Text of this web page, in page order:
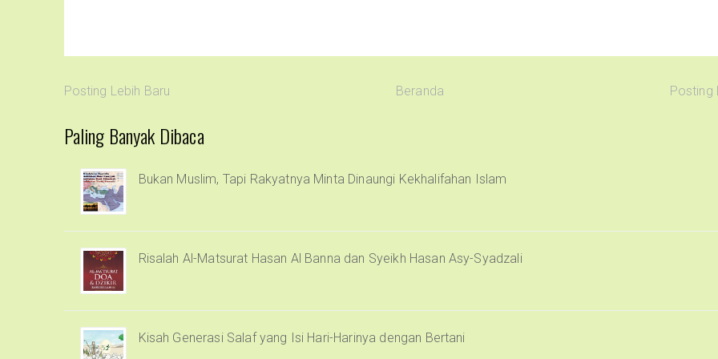
Posting Lebih Baru Beranda Posting
Paling Banyak Dibaca
Bukan Muslim, Tapi Rakyatnya Minta Dinaungi Kekhalifahan Islam
Risalah Al-Matsurat Hasan Al Banna dan Syeikh Hasan Asy-Syadzali
Kisah Generasi Salaf yang Isi Hari-Harinya dengan Bertani